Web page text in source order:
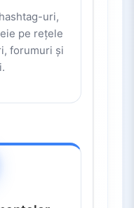
uri,
pe rețele
forumuri și